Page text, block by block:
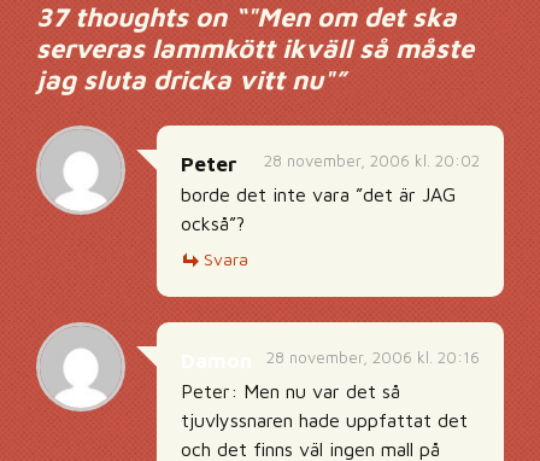
37 thoughts on “"Men om det ska
serveras lammkött ikväll så måste
jag sluta dricka vitt nu"”
28 november, 2006 kl. 20:02
Peter
borde det inte vara ”det är JAG
också”?
Svara
28 november, 2006 kl. 20:16
Peter: Men nu var det så
tjuvlyssnaren hade uppfattat det
och det finns väl ingen mall på